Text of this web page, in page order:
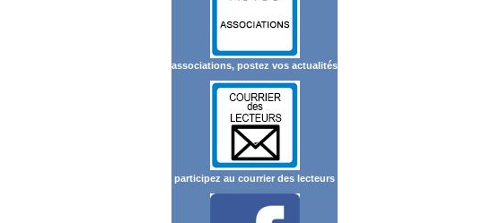
associations, postez vos actualités
participez au courrier des lecteurs